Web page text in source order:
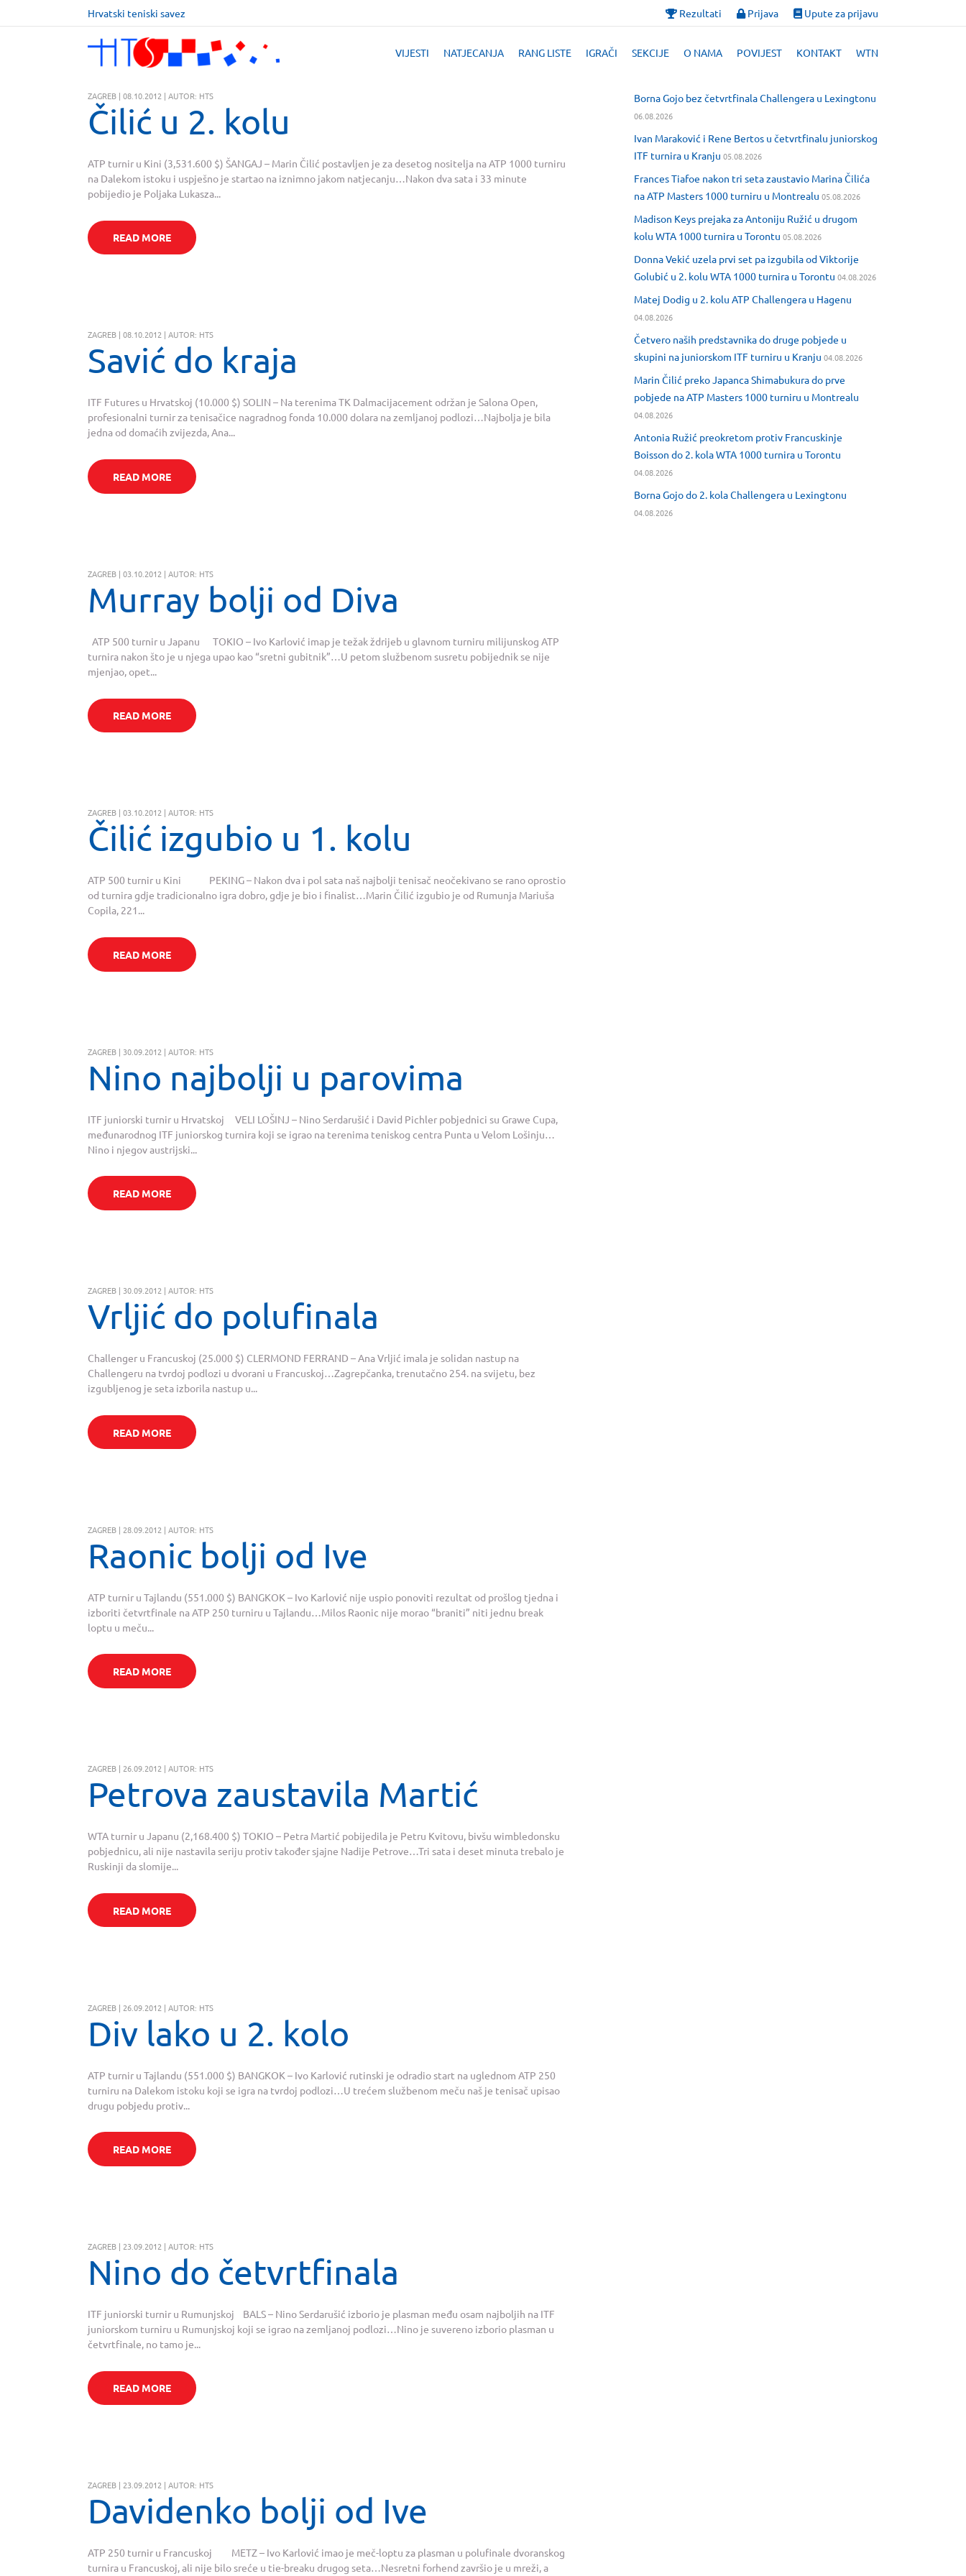
Hrvatski teniski savez Rezultati Prijava Upute za prijavu
VIJESTI NATJECANJA RANG LISTE IGRAČI SEKCIJE O NAMA POVIJEST KONTAKT WTN
ZAGREB | 08.10.2012 | AUTOR: HTS
Čilić u 2. kolu
ATP turnir u Kini (3,531.600 $) ŠANGAJ – Marin Čilić postavljen je za desetog nositelja na ATP 1000 turniru
na Dalekom istoku i uspješno je startao na iznimno jakom natjecanju…Nakon dva sata i 33 minute
pobijedio je Poljaka Lukasza...
READ MORE
ZAGREB | 08.10.2012 | AUTOR: HTS
Savić do kraja
ITF Futures u Hrvatskoj (10.000 $) SOLIN – Na terenima TK Dalmacijacement održan je Salona Open,
profesionalni turnir za tenisačice nagradnog fonda 10.000 dolara na zemljanoj podlozi…Najbolja je bila
jedna od domaćih zvijezda, Ana...
READ MORE
ZAGREB | 03.10.2012 | AUTOR: HTS
Murray bolji od Diva
ATP 500 turnir u Japanu TOKIO – Ivo Karlović imap je težak ždrijeb u glavnom turniru milijunskog ATP
turnira nakon što je u njega upao kao “sretni gubitnik”…U petom službenom susretu pobijednik se nije
mjenjao, opet...
READ MORE
ZAGREB | 03.10.2012 | AUTOR: HTS
Čilić izgubio u 1. kolu
ATP 500 turnir u Kini PEKING – Nakon dva i pol sata naš najbolji tenisač neočekivano se rano oprostio
od turnira gdje tradicionalno igra dobro, gdje je bio i finalist…Marin Čilić izgubio je od Rumunja Mariuša
Copila, 221...
READ MORE
ZAGREB | 30.09.2012 | AUTOR: HTS
Nino najbolji u parovima
ITF juniorski turnir u Hrvatskoj VELI LOŠINJ – Nino Serdarušić i David Pichler pobjednici su Grawe Cupa,
međunarodnog ITF juniorskog turnira koji se igrao na terenima teniskog centra Punta u Velom Lošinju…
Nino i njegov austrijski...
READ MORE
ZAGREB | 30.09.2012 | AUTOR: HTS
Vrljić do polufinala
Challenger u Francuskoj (25.000 $) CLERMOND FERRAND – Ana Vrljić imala je solidan nastup na
Challengeru na tvrdoj podlozi u dvorani u Francuskoj…Zagrepčanka, trenutačno 254. na svijetu, bez
izgubljenog je seta izborila nastup u...
READ MORE
ZAGREB | 28.09.2012 | AUTOR: HTS
Raonic bolji od Ive
ATP turnir u Tajlandu (551.000 $) BANGKOK – Ivo Karlović nije uspio ponoviti rezultat od prošlog tjedna i
izboriti četvrtfinale na ATP 250 turniru u Tajlandu…Milos Raonic nije morao “braniti” niti jednu break
loptu u meču...
READ MORE
ZAGREB | 26.09.2012 | AUTOR: HTS
Petrova zaustavila Martić
WTA turnir u Japanu (2,168.400 $) TOKIO – Petra Martić pobijedila je Petru Kvitovu, bivšu wimbledonsku
pobjednicu, ali nije nastavila seriju protiv također sjajne Nadije Petrove…Tri sata i deset minuta trebalo je
Ruskinji da slomije...
READ MORE
ZAGREB | 26.09.2012 | AUTOR: HTS
Div lako u 2. kolo
ATP turnir u Tajlandu (551.000 $) BANGKOK – Ivo Karlović rutinski je odradio start na uglednom ATP 250
turniru na Dalekom istoku koji se igra na tvrdoj podlozi…U trećem službenom meču naš je tenisač upisao
drugu pobjedu protiv...
READ MORE
ZAGREB | 23.09.2012 | AUTOR: HTS
Nino do četvrtfinala
ITF juniorski turnir u Rumunjskoj BALS – Nino Serdarušić izborio je plasman među osam najboljih na ITF
juniorskom turniru u Rumunjskoj koji se igrao na zemljanoj podlozi…Nino je suvereno izborio plasman u
četvrtfinale, no tamo je...
READ MORE
ZAGREB | 23.09.2012 | AUTOR: HTS
Davidenko bolji od Ive
ATP 250 turnir u Francuskoj METZ – Ivo Karlović imao je meč-loptu za plasman u polufinale dvoranskog
turnira u Francuskoj, ali nije bilo sreće u tie-breaku drugog seta…Nesretni forhend završio je u mreži, a
Borna Gojo bez četvrtfinala Challengera u Lexingtonu
06.08.2026
Ivan Maraković i Rene Bertos u četvrtfinalu juniorskog
ITF turnira u Kranju 05.08.2026
Frances Tiafoe nakon tri seta zaustavio Marina Čilića
na ATP Masters 1000 turniru u Montrealu 05.08.2026
Madison Keys prejaka za Antoniju Ružić u drugom
kolu WTA 1000 turnira u Torontu 05.08.2026
Donna Vekić uzela prvi set pa izgubila od Viktorije
Golubić u 2. kolu WTA 1000 turnira u Torontu 04.08.2026
Matej Dodig u 2. kolu ATP Challengera u Hagenu
04.08.2026
Četvero naših predstavnika do druge pobjede u
skupini na juniorskom ITF turniru u Kranju 04.08.2026
Marin Čilić preko Japanca Shimabukura do prve
pobjede na ATP Masters 1000 turniru u Montrealu
04.08.2026
Antonia Ružić preokretom protiv Francuskinje
Boisson do 2. kola WTA 1000 turnira u Torontu
04.08.2026
Borna Gojo do 2. kola Challengera u Lexingtonu
04.08.2026